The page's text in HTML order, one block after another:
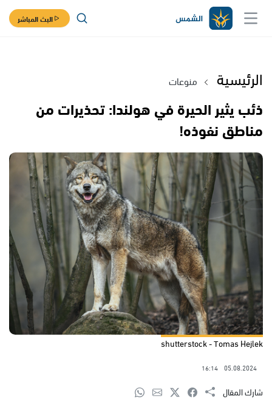
البث المباشر
الرئيسية منوعات
ذئب يثير الحيرة في هولندا: تحذيرات من
مناطق نفوذه!
shutterstock - Tomas Hejlek
05.08.2024
16:14
شارك المقال